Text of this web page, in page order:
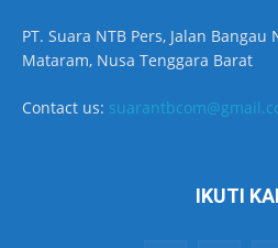
PT. Suara NTB Pers, Jalan Bangau
Mataram, Nusa Tenggara Barat
Contact us:
IKUTI